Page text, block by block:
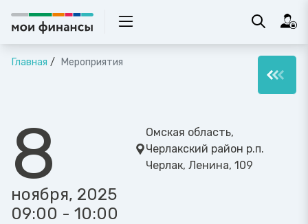
Главная Мероприятия
8
ноября, 2025
09:00 - 10:00
Омская область,
Черлакский район р.п.
Черлак, Ленина, 109